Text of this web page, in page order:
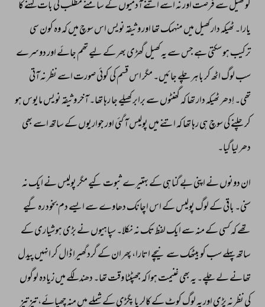
کو کھیل سے فرصت اور نہ اسے اتنے آدمیوں کے سامنے مطلب کی بات کہنے کا
یارا۔ ٹھیکہ دار کھیل میں منہمک تھا اور وثیقہ نویس اس سوچ میں کہ وہ کون سی
ترکیب ہو سکتی ہے جس سے یہ کھیل گھڑی بھر کے لیے تھم جائے اور دوسرے
سب لوگ اٹھ کر باہر چلے جائیں۔ مگر اس قسم کی کوئی صورت اسے نظر نہ آتی
تھی۔ اِدھر ٹھیکہ دار تھا کہ گھنٹوں سے برابر کھیلے جا رہا تھا۔ آخر وثیقہ نویس مایوس ہو
کر چلنے کی سوچ ہی رہا تھا کہ اتنے میں پولیس آ گئی اور جواریوں کے ساتھ اسے بھی
دھر لیا گیا۔
ان دونوں نے اپنی بے گناہی کے بہتیرے ثبوت کیے مگر پولیس نے ایک نہ
سنی۔ باقی کے لوگ پولیس کے اس اچانک دھاوے سے ایسے دم بخود رہ گیے
تھے کہ کسی کے منہ سے ایک لفظ تک نہ نکلا۔ سپاہیوں نے بڑی ہوشیاری کے
ساتھ پہلے سب کو بیٹھک سے نیچے اتارا، پھر ان کے گرد گھیرا ڈال کر انہیں پیدل
تھانے لے چلے۔ یہ بھی غنیمت ہوا کہ جھپٹٹا وقت تھا۔ دھند لکے میں زیادہ لوگوں
کی نظر نہ پڑی اور یہ لوگ کوٹ کے کالر یا پگڑی کے شملے میں منہ چھپائے، تیز تیز